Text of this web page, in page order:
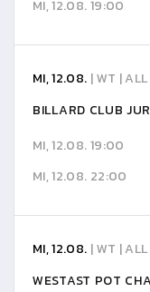
MI, 12.08. 19:00
MI, 12.08. | WT |
BILLARD CLUB
MI, 12.08. 19:00
MI, 12.08. 22:00
MI, 12.08. | WT |
WESTAST POT